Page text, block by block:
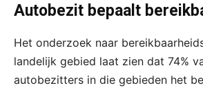
Autobezit bepaalt
Het onderzoek naar
landelijk gebied laat zien dat 74%
autobezitters in die gebieden het